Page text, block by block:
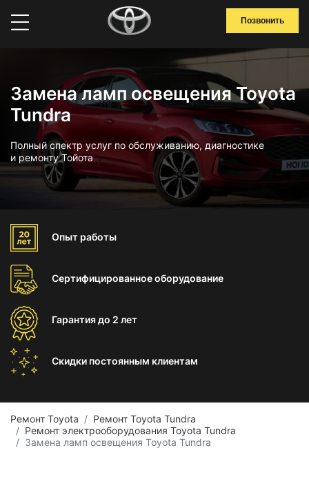
Позвонить
Замена ламп освещения Toyota
Tundra
Полный спектр услуг по обслуживанию, диагностике
и ремонту Тойота
Опыт работы
Сертифицированноеоборудование
Гарантиядо 2 лет
Скидки постоянным клиентам
Ремонт Toyota
Ремонт Toyota Tundra
Ремонт электрооборудования Toyota Tundra
Замена ламп освещения Toyota Tundra